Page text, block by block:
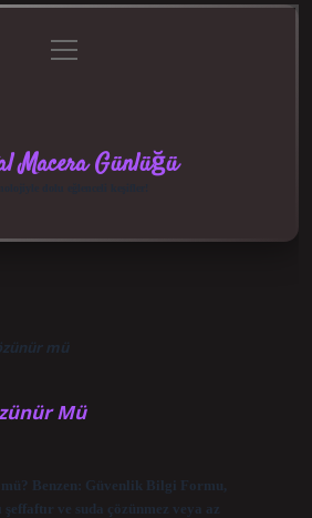
menüyü
aç
Macera Günlüğü
mü
Mü
mü? Benzen: Güvenlik Bilgi Formu,
şeffaftır ve suda çözünmez veya az